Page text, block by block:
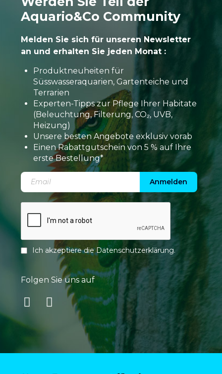
Aquario&Co Community
Melden Sie sich für unseren Newsletter
an und erhalten Sie jeden Monat :
Produktneuheiten für
Süsswasseraquarien, Gartenteiche und
Terrarien
Experten-Tipps zur Pflege Ihrer Habitate
(Beleuchtung, Filterung, CO₂, UVB,
Heizung)
Unsere besten Angebote exklusiv vorab
Einen Rabattgutschein von 5 % auf Ihre
erste Bestellung*
Anmelden
Ich akzeptiere dieDatenschutzerklärung.
Folgen Sie uns auf